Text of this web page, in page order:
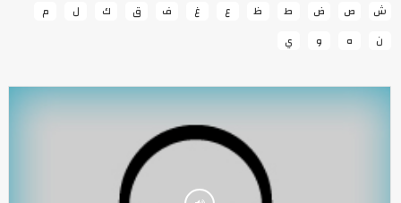
ش
ص ض ط ظ ع غ ف ق ك ل
م
ن
ه و ي